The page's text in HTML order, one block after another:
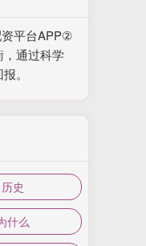
资平台APP②
通过科学
。
历史
什么